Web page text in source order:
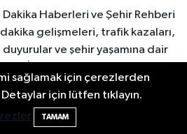
Dakika Haberleri ve Şehir Rehberi
dakika gelişmeleri, trafik kazaları,
ve şehir yaşamına dair
Kurucaşile ve Ulus ilçelerinden
ve güvenilir şekilde okuyuculara
ve Bartın Belediyesi duyuruları,
sağlamak için çerezlerden
için lütfen tıklayın.
TAMAM
Bal Festivalinde Hande